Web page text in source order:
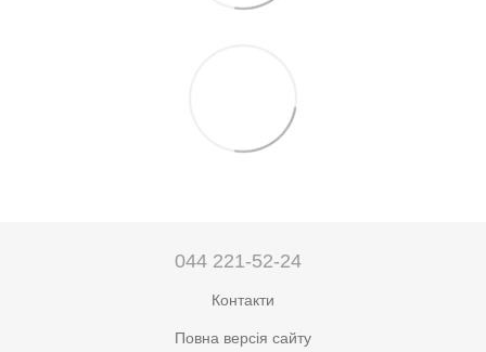
044 221-52-24
Контакти
Повна версія сайту